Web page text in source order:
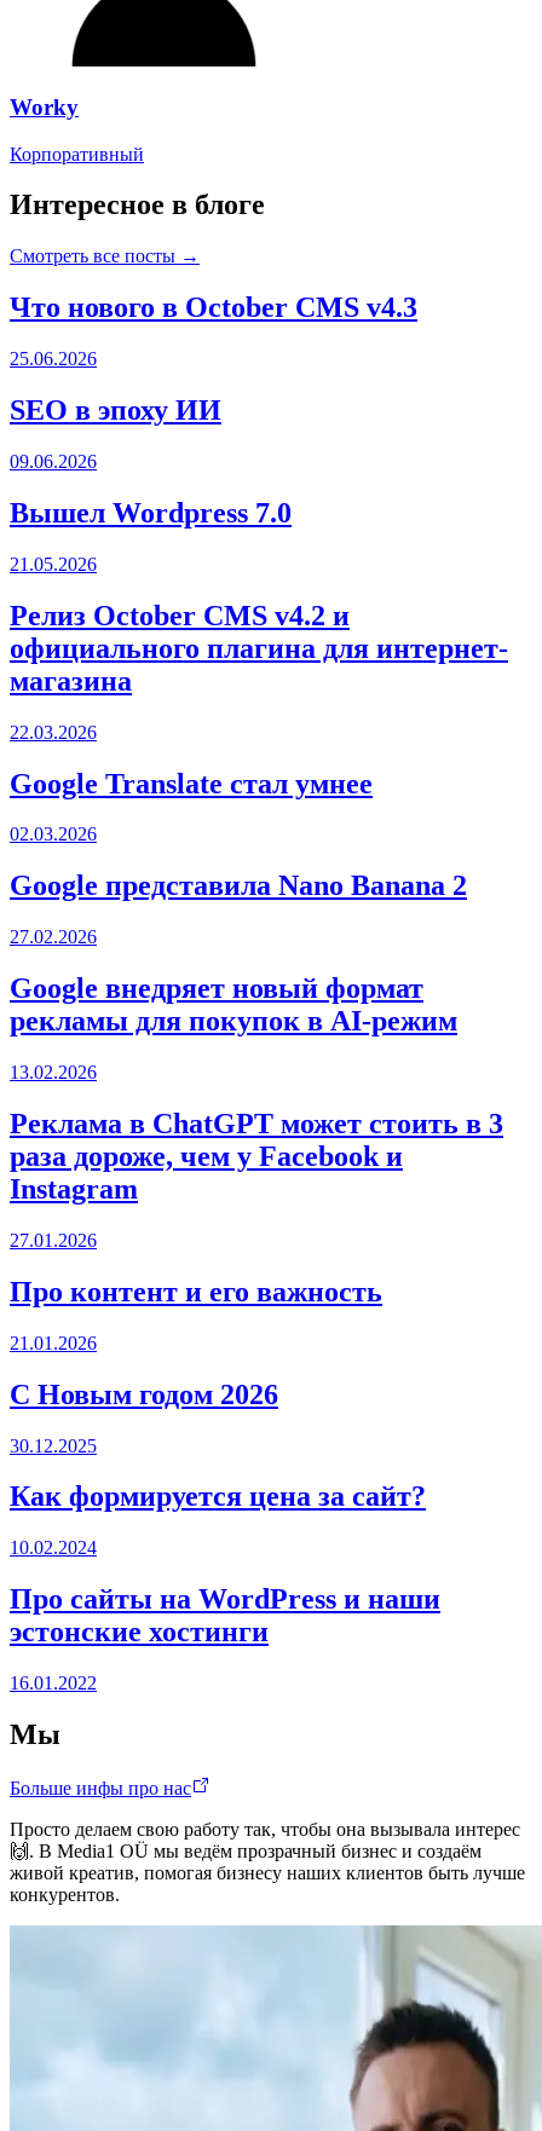
Worky
Корпоративный
Интересное в блоге
Смотреть все посты →
Что нового в October CMS v4.3
25.06.2026
SEO в эпоху ИИ
09.06.2026
Вышел Wordpress 7.0
21.05.2026
Релиз October CMS v4.2 и
официального плагина для интернет-
магазина
22.03.2026
Google Translate стал умнее
02.03.2026
Google представила Nano Banana 2
27.02.2026
Google внедряет новый формат
рекламы для покупок в AI-режим
13.02.2026
Реклама в ChatGPT может стоить в 3
раза дороже, чем у Facebook и
Instagram
27.01.2026
Про контент и его важность
21.01.2026
С Новым годом 2026
30.12.2025
Как формируется цена за сайт?
10.02.2024
Про сайты на WordPress и наши
эстонские хостинги
16.01.2022
Мы
Больше инфы про нас
Просто делаем свою работу так, чтобы она вызывала интерес
🙌. В Media1 OÜ мы ведём прозрачный бизнес и создаём
живой креатив, помогая бизнесу наших клиентов быть лучше
конкурентов.